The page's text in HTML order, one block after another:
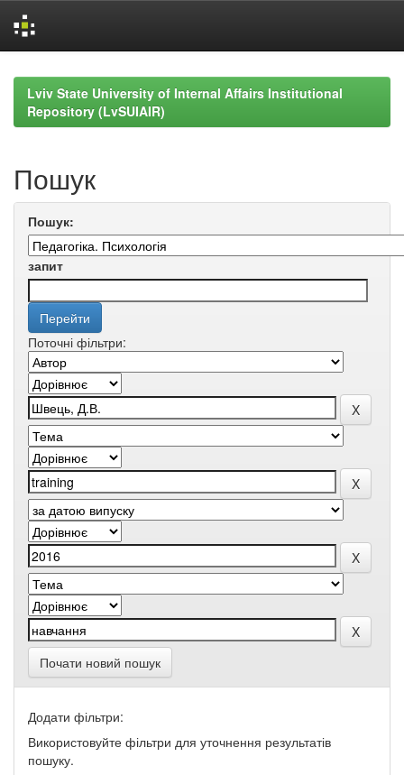
navigationLviv State University of Internal Affairs Institutional
Repository (LvSUIAIR)
Пошук
Пошук:
запит
Поточні фільтри:
Почати новий пошук
Додати фільтри:
Використовуйте фільтри для уточнення результатів
пошуку.